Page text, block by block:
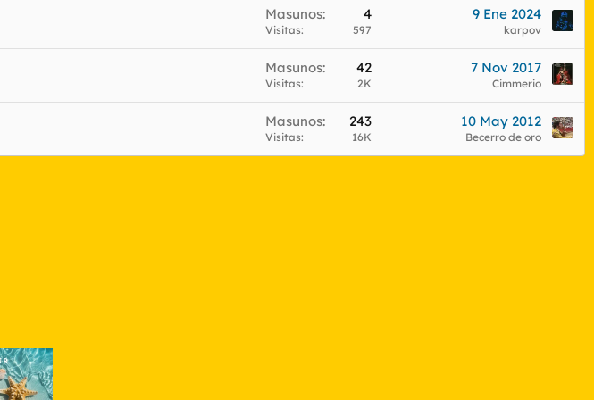
Masunos 4
Visitas 597
9 Ene 2024
karpov
Masunos 42
Visitas 2K
7 Nov 2017
Cimmerio
Masunos 243
Visitas 16K
10 May 2012
Becerro de oro